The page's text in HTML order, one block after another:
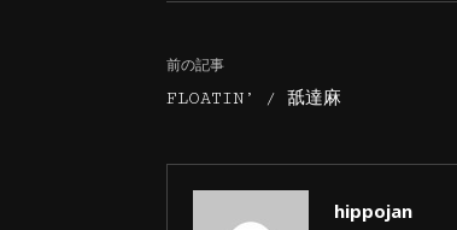
前の記事
FLOATIN’ / 舐達麻
hippojan